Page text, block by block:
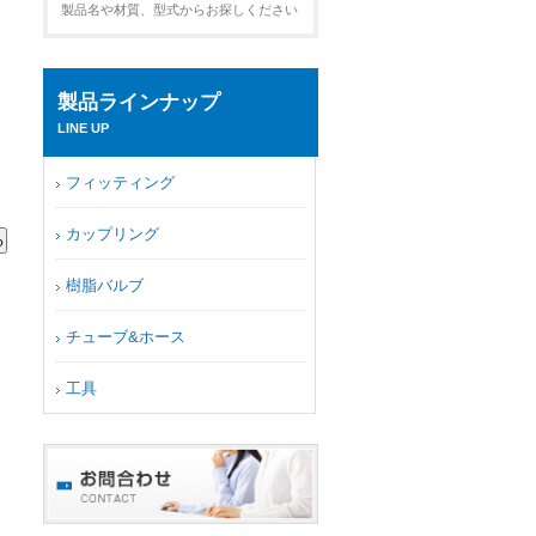
製品名や材質、型式からお探しください
製品ラインナップ
LINE UP
フィッティング
カップリング
樹脂バルブ
チューブ&ホース
工具